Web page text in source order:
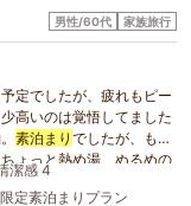
男性/60代 家族旅行
定でしたが、疲れもピー
高いのは覚悟してました
素泊まり でしたが、もう
ょっと熱め湯、ぬるめの
が一気に吹き飛び、家族
い温泉宿でした。ありが
潔感 4
定素泊まりプラン